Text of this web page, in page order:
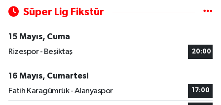
Süper Lig Fikstür
15 Mayıs, Cuma
Rizespor - Beşiktaş
20:00
16 Mayıs, Cumartesi
Fatih Karagümrük - Alanyaspor
17:00